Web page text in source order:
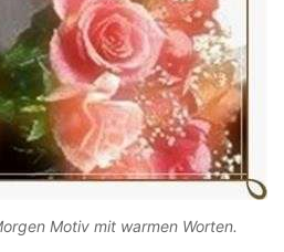
Motiv mit warmen Worten.